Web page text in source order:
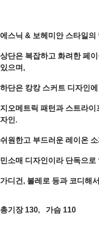
에스닉 & 보헤미안 스타일의
상단은 복잡하고 화려한 페
있으며,
하단은 캉캉 스커트 디자인에
지오메트릭 패턴과 스트라이
자인.
쉬원한고 부드러운 레이온
민소매 디자인이라 단독으로
가디건, 볼레로 등과 코디해
총기장 130, 가슴 110